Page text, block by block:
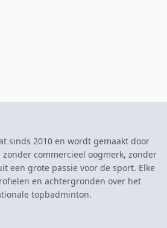
sinds 2010 en wordt gemaakt door
commercieel oogmerk, zonder
een grote passie voor de sport. Elke
en achtergronden over het
topbadminton.